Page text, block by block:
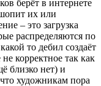
берёт в интернете
их или
– это загрузка
распределяются по
то дебил создаёт
корректное так как
близко нет) и
художникам пора